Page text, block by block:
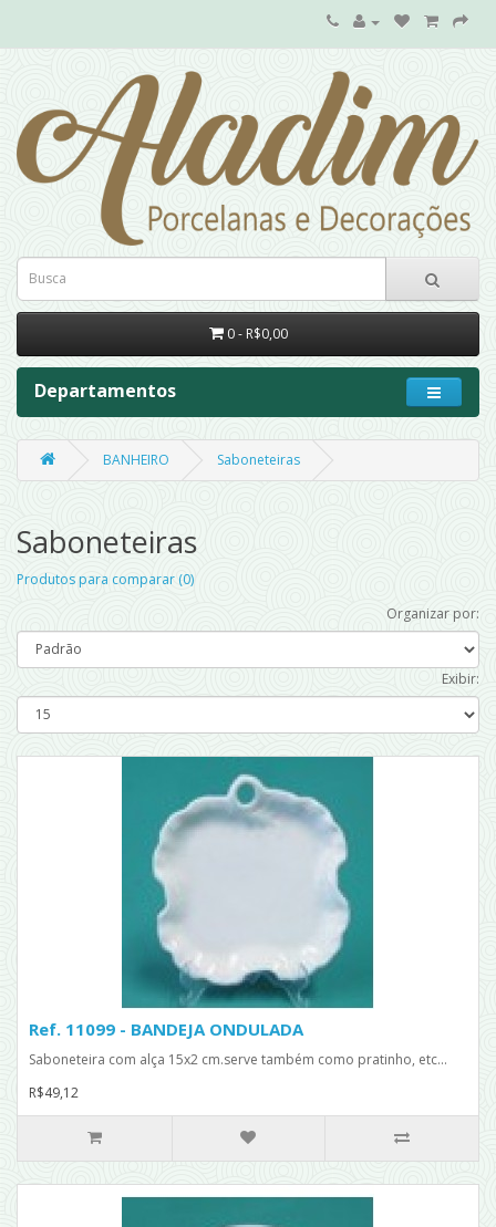
0 - R$0,00
Departamentos
BANHEIRO Saboneteiras
Saboneteiras
Produtos para comparar (0)
Organizar por:
Exibir:
Ref. 11099 - BANDEJA ONDULADA
Saboneteira com alça 15x2 cm.serve também como pratinho, etc...
R$49,12